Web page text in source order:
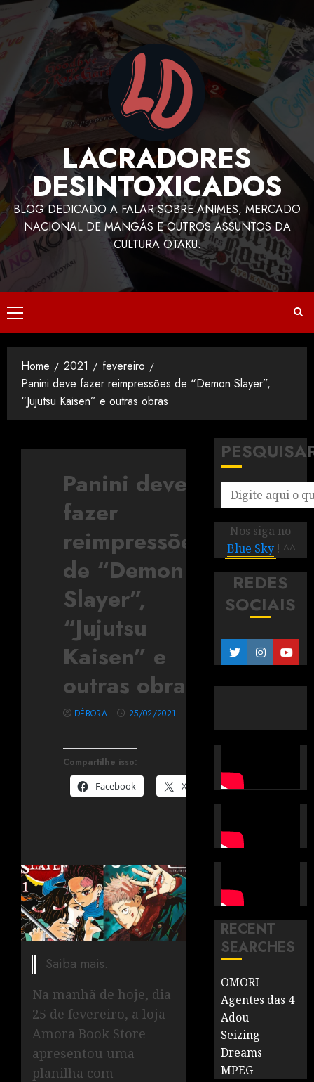
LACRADORES
DESINTOXICADOS
BLOG DEDICADO A FALAR SOBRE ANIMES, MERCADO
NACIONAL DE MANGÁS E OUTROS ASSUNTOS DA
CULTURA OTAKU.
Home 2021
fevereiro
Panini deve fazer reimpressões de “Demon Slayer”,
“Jujutsu Kaisen” e outras obras
Panini deve
fazer
reimpressões
de “Demon
Slayer”,
“Jujutsu
Kaisen” e
outras obras
Compartilhe isso:
Facebook
X
DÉBORA 25/02/2021
Saiba mais.
Na manhã de hoje, dia
25 de fevereiro, a loja
Amora Book Store
apresentou uma
planilha com
Nos siga no
Blue Sky ! ^^
REDES
SOCIAIS
RECENT
SEARCHES
OMORI
Agentes das 4
Adou
Seizing
Dreams
MPEG